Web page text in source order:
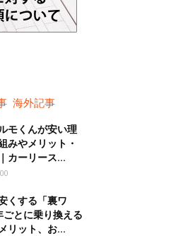
海外記事
モくんが安い理
みやメリット・
カーリース...
くする「裏ワ
とに乗り換える
リット、お...